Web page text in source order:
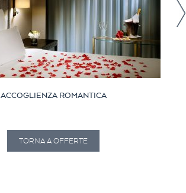
ACCOGLIENZA ROMANTICA
TORNA A OFFERTE